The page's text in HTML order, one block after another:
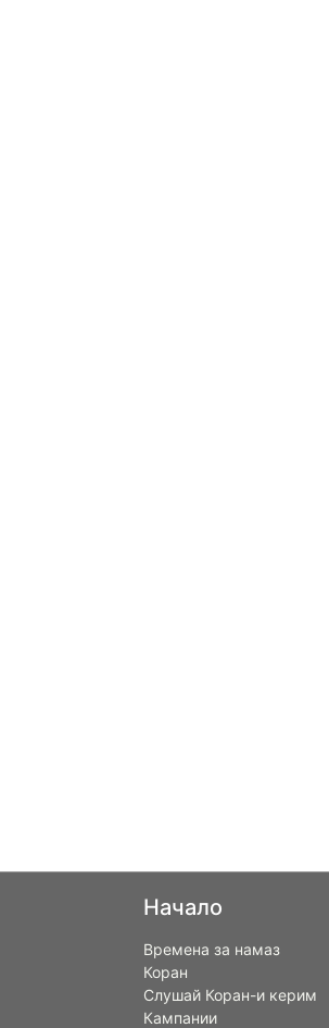
Начало
Времена за намаз
Коран
Слушай Коран-и керим
Кампании